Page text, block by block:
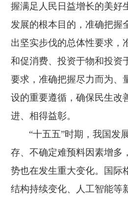
握满足人民日益增长的美好
发展的根本目的，准确把握
出坚实步伐的总体性要求，
和促消费、投资于物和投资
要求，准确把握尽力而为、
设的重要遵循，确保民生改
进、相得益彰。
“十五五”时期，我国发
存、不确定难预料因素增多
势也在发生重大变化。国际
结构持续变化、人工智能等